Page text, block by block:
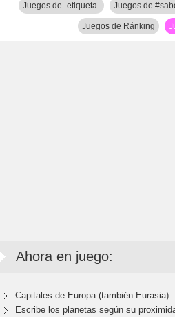
Juegos de -etiqueta- Juegos de
Juegos de Ránking
Ahora en juego:
Capitales de Europa (también Eurasia)
Escribe los planetas según su